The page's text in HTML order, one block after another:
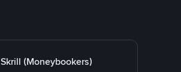
Skrill (Moneybookers)